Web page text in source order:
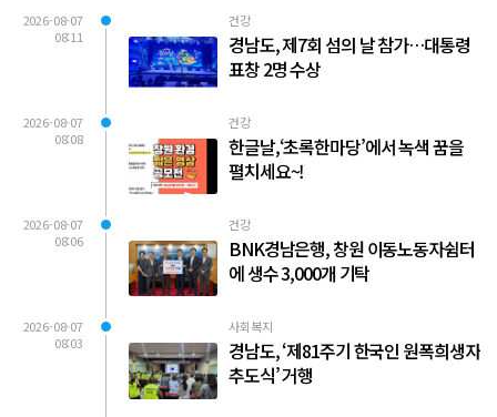
2026-08-07
08:11
건강
경남도, 제7회 섬의 날 참가…대통령
표창 2명 수상
2026-08-07
08:08
건강
한글날,‘초록한마당’에서 녹색 꿈을
펼치세요~!
2026-08-07
08:06
건강
BNK경남은행, 창원 이동노동자쉼터
에 생수 3,000개 기탁
2026-08-07
08:03
사회복지
경남도, ‘제81주기 한국인 원폭희생자
추도식’ 거행